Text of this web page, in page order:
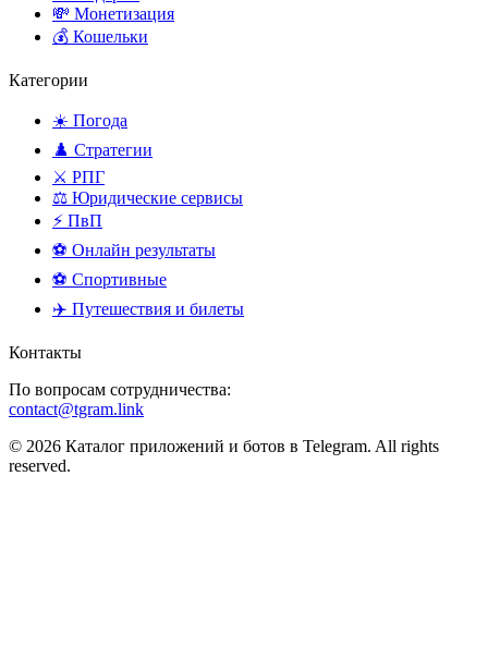
💸 Монетизация
💰 Кошельки
Категории
☀️ Погода
♟️ Стратегии
⚔️ РПГ
⚖️ Юридические сервисы
⚡ ПвП
⚽ Онлайн результаты
⚽ Спортивные
✈️ Путешествия и билеты
Контакты
По вопросам сотрудничества:
contact@tgram.link
© 2026 Каталог приложений и ботов в Telegram. All rights
reserved.